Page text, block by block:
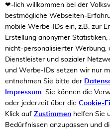
❤-lich willkommen bei der
bestmögliche Webseiten-
mobile Werbe-IDs ein, z.B. zur
Erstellung anonymer
nicht-personalisierter Werbung,
Dienstleister und sozialer
und Werbe-IDs setzen wir nur
entnehmen Sie bitte der
Impressum. Sie können die
oder jederzeit über die Cookie-
Klick auf Zustimmen helfen Sie
Bedürfnissen anzupassen und